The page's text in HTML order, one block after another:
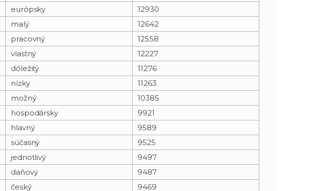
európsky
12930
malý
12642
pracovný
12558
vlastný
12227
dôležitý
11276
nízky
11263
možný
10385
hospodársky
9921
hlavný
9589
súčasný
9525
jednotlivý
9497
daňový
9487
český
9469